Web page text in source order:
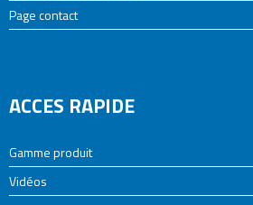
Page contact
ACCES RAPIDE
Gamme produit
Vidéos